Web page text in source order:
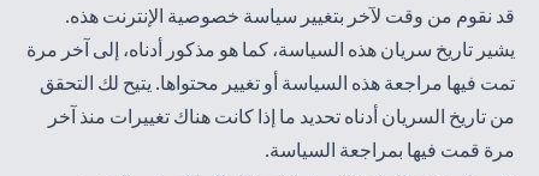
قد نقوم من وقت لآخر بتغيير سياسة خصوصية الإنترنت هذه.
يشير تاريخ سريان هذه السياسة، كما هو مذكور أدناه، إلى آخر مرة
تمت فيها مراجعة هذه السياسة أو تغيير محتواها. يتيح لك التحقق
من تاريخ السريان أدناه تحديد ما إذا كانت هناك تغييرات منذ آخر
مرة قمت فيها بمراجعة السياسة.